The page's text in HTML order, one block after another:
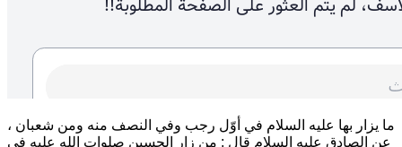
ما يزار بها عليه السلام في أوّل رجب وفي النصف منه ومن شعبان ،
عن الصادق عليه السلام قال : من زار الحسين صلوات الله عليه في